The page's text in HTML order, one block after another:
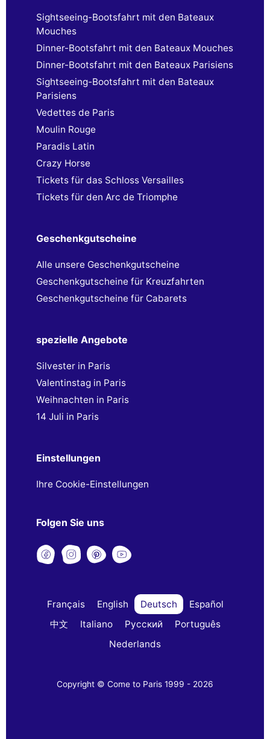
Sightseeing-Bootsfahrt mit den Bateaux
Mouches
Dinner-Bootsfahrt mit den Bateaux Mouches
Dinner-Bootsfahrt mit den Bateaux Parisiens
Sightseeing-Bootsfahrt mit den Bateaux
Parisiens
Vedettes de Paris
Moulin Rouge
Paradis Latin
Crazy Horse
Tickets für das Schloss Versailles
Tickets für den Arc de Triomphe
Geschenkgutscheine
Alle unsere Geschenkgutscheine
Geschenkgutscheine für Kreuzfahrten
Geschenkgutscheine für Cabarets
spezielle Angebote
Silvester in Paris
Valentinstag in Paris
Weihnachten in Paris
14 Juli in Paris
Einstellungen
Ihre Cookie-Einstellungen
Folgen Sie uns
Français English Deutsch
Español
中文
Italiano Русский
Português
Nederlands
Copyright © Come to Paris 1999 - 2026